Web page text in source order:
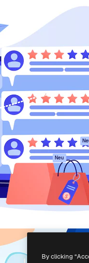
Produkte
Spaces
KI-Assistent
KI-Bildgenerator
KI-Videogenerator
KI-
Stimmengenerator
MCP für
Claude/ChatGPT
Agenten Neu
Mobile App
Alle Magnific-Tools
By clicking